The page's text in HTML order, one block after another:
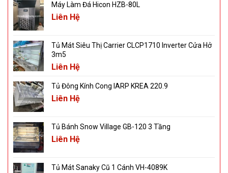
Máy Làm Đá Hicon HZB-80L
Liên Hệ
Tủ Mát Siêu Thị Carrier CLCP1710 Inverter Cửa Hở
3m5
Liên Hệ
Tủ Đông Kính Cong IARP KREA 220.9
Liên Hệ
Tủ Bánh Snow Village GB-120 3 Tầng
Liên Hệ
Tủ Mát Sanaky Cũ 1 Cánh VH-4089K